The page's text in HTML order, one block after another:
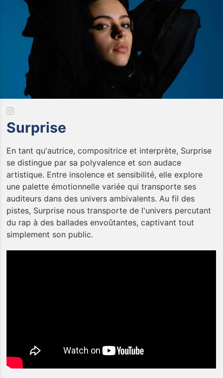
Billetterie
Surprise
En tant qu'autrice, compositrice et interprète, Surprise
se distingue par sa polyvalence et son audace
artistique. Entre insolence et sensibilité, elle explore
une palette émotionnelle variée qui transporte ses
auditeurs dans des univers ambivalents. Au fil des
pistes, Surprise nous transporte de l'univers percutant
du rap à des ballades envoûtantes, captivant tout
simplement son public.